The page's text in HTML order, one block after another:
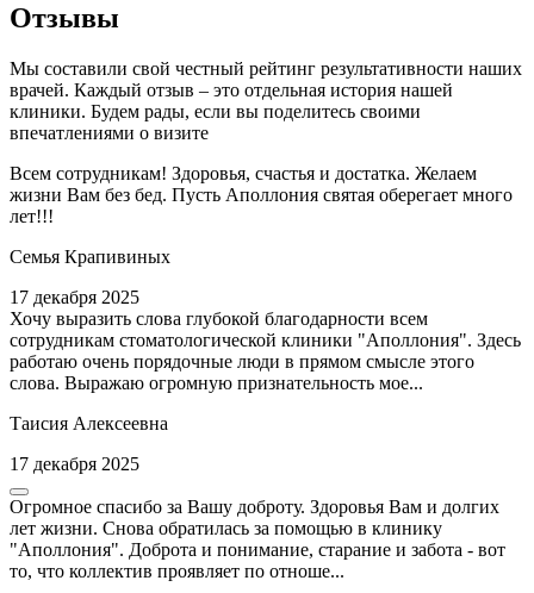
Отзывы
Мы составили свой честный рейтинг результативности наших
врачей. Каждый отзыв – это отдельная история нашей
клиники. Будем рады, если вы поделитесь своими
впечатлениями о визите
Всем сотрудникам! Здоровья, счастья и достатка. Желаем
жизни Вам без бед. Пусть Аполлония святая оберегает много
лет!!!
Семья Крапивиных
17 декабря 2025
Хочу выразить слова глубокой благодарности всем
сотрудникам стоматологической клиники "Аполлония". Здесь
работаю очень порядочные люди в прямом смысле этого
слова. Выражаю огромную признательность мое...
Таисия Алексеевна
17 декабря 2025
Огромное спасибо за Вашу доброту. Здоровья Вам и долгих
лет жизни. Снова обратилась за помощью в клинику
"Аполлония". Доброта и понимание, старание и забота - вот
то, что коллектив проявляет по отноше...